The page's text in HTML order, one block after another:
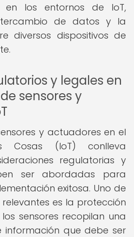
en los entornos de IoT,
de datos y la
diversos dispositivos de
y legales en
sensores y
y actuadores en el
Cosas (IoT) conlleva
regulatorias y
ser abordadas para
exitosa. Uno de
es la protección
sensores recopilan una
que debe ser